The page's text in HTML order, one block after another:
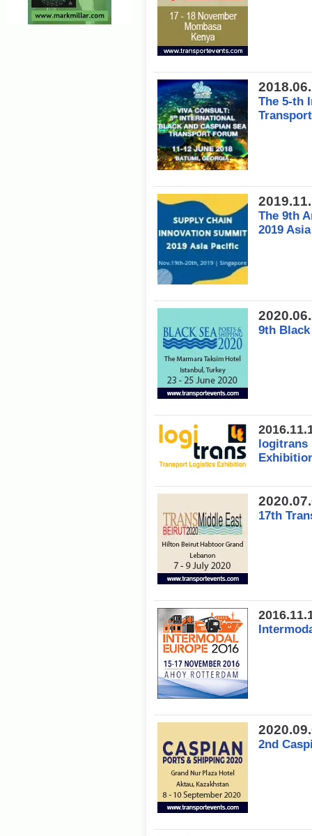
The 5-th
The 9th
2019
9th
logitrans
17th
2nd